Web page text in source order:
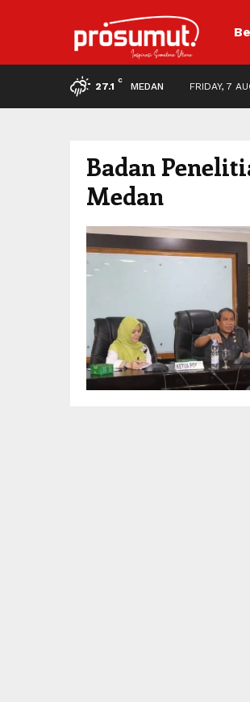
27.1
C
MEDAN FRIDAY, 7
Badan
Medan